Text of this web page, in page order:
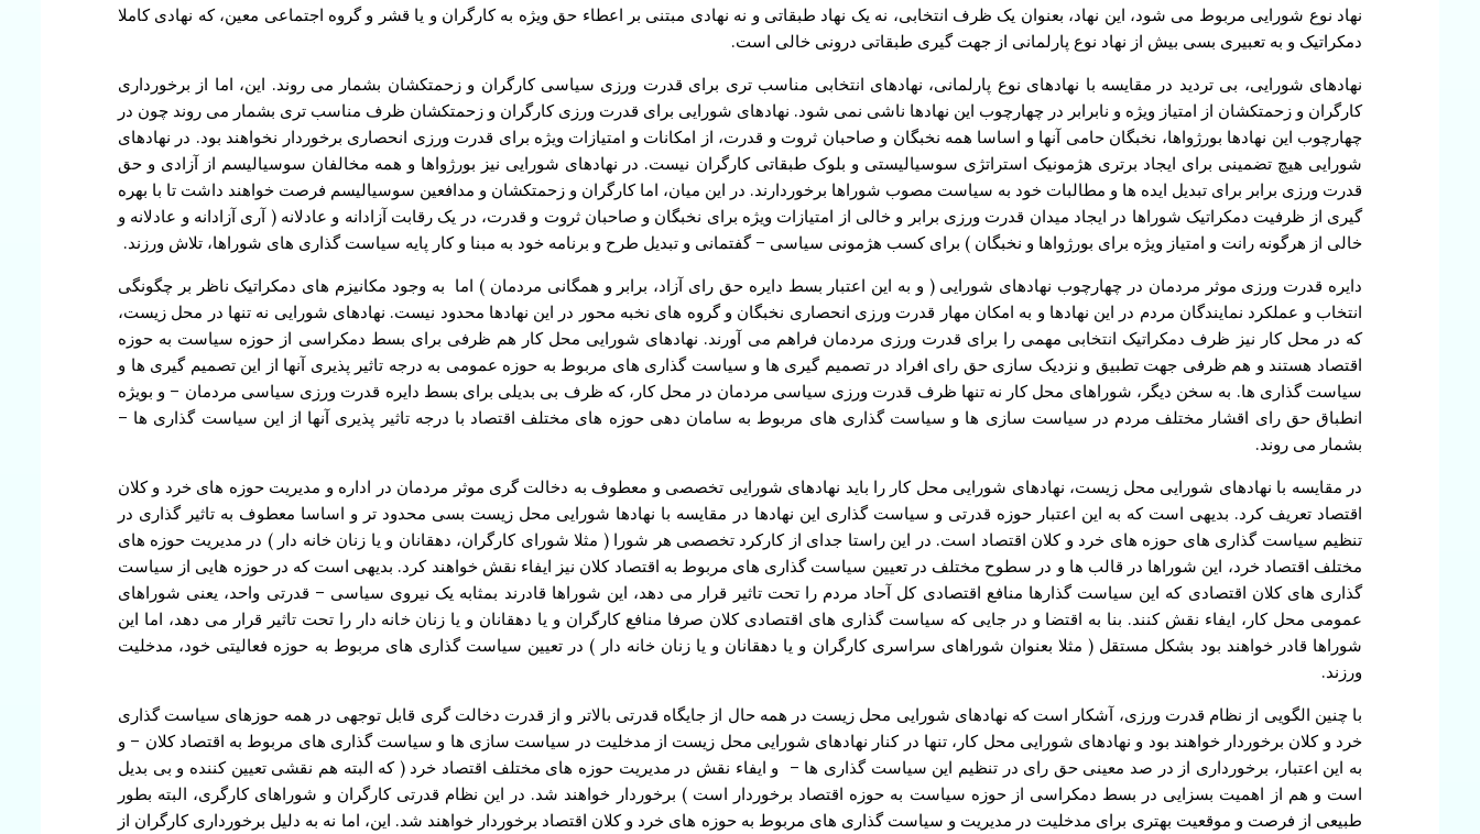
نهاد نوع شورایی مربوط می شود، این نهاد، بعنوان یک ظرف انتخابی، نه یک نهاد طبقاتی و نه نهادی مبتنی بر اعطاء حق ویژه به کارگران و یا قشر و گروه اجتماعی معین، که نهادی کاملا
دمکراتیک و به تعبیری بسی بیش از نهاد نوع پارلمانی از جهت گیری طبقاتی درونی خالی است.
نهادهای شورایی، بی تردید در مقایسه با نهادهای نوع پارلمانی، نهادهای انتخابی مناسب تری برای قدرت ورزی سیاسی کارگران و زحمتکشان بشمار می روند. این، اما از برخورداری
کارگران و زحمتکشان از امتیاز ویژه و نابرابر در چهارچوب این نهادها ناشی نمی شود. نهادهای شورایی برای قدرت ورزی کارگران و زحمتکشان ظرف مناسب تری بشمار می روند چون در
چهارچوب این نهادها بورژواها، نخبگان حامی آنها و اساسا همه نخبگان و صاحبان ثروت و قدرت، از امکانات و امتیازات ویژه برای قدرت ورزی انحصاری برخوردار نخواهند بود. در نهادهای
شورایی هیچ تضمینی برای ایجاد برتری هژمونیک استراتژی سوسیالیستی و بلوک طبقاتی کارگران نیست. در نهادهای شورایی نیز بورژواها و همه مخالفان سوسیالیسم از آزادی و حق
قدرت ورزی برابر برای تبدیل ایده ها و مطالبات خود به سیاست مصوب شوراها برخوردارند. در این میان، اما کارگران و زحمتکشان و مدافعین سوسیالیسم فرصت خواهند داشت تا با بهره
گیری از ظرفیت دمکراتیک شوراها در ایجاد میدان قدرت ورزی برابر و خالی از امتیازات ویژه برای نخبگان و صاحبان ثروت و قدرت، در یک رقابت آزادانه و عادلانه ( آری آزادانه و عادلانه و
خالی از هرگونه رانت و امتیاز ویژه برای بورژواها و نخبگان ) برای کسب هژمونی سیاسی – گفتمانی و تبدیل طرح و برنامه خود به مبنا و کار پایه سیاست گذاری های شوراها، تلاش ورزند.
دایره قدرت ورزی موثر مردمان در چهارچوب نهادهای شورایی ( و به این اعتبار بسط دایره حق رای آزاد، برابر و همگانی مردمان ) اما به وجود مکانیزم های دمکراتیک ناظر بر چگونگی
انتخاب و عملکرد نمایندگان مردم در این نهادها و به امکان مهار قدرت ورزی انحصاری نخبگان و گروه های نخبه محور در این نهادها محدود نیست. نهادهای شورایی نه تنها در محل زیست،
که در محل کار نیز ظرف دمکراتیک انتخابی مهمی را برای قدرت ورزی مردمان فراهم می آورند. نهادهای شورایی محل کار هم ظرفی برای بسط دمکراسی از حوزه سیاست به حوزه
اقتصاد هستند و هم ظرفی جهت تطبیق و نزدیک سازی حق رای افراد در تصمیم گیری ها و سیاست گذاری های مربوط به حوزه عمومی به درجه تاثیر پذیری آنها از این تصمیم گیری ها و
سیاست گذاری ها. به سخن دیگر، شوراهای محل کار نه تنها ظرف قدرت ورزی سیاسی مردمان در محل کار، که ظرف بی بدیلی برای بسط دایره قدرت ورزی سیاسی مردمان – و بویژه
انطباق حق رای اقشار مختلف مردم در سیاست سازی ها و سیاست گذاری های مربوط به سامان دهی حوزه های مختلف اقتصاد با درجه تاثیر پذیری آنها از این سیاست گذاری ها –
بشمار می روند.
در مقایسه با نهادهای شورایی محل زیست، نهادهای شورایی محل کار را باید نهادهای شورایی تخصصی و معطوف به دخالت گری موثر مردمان در اداره و مدیریت حوزه های خرد و کلان
اقتصاد تعریف کرد. بدیهی است که به این اعتبار حوزه قدرتی و سیاست گذاری این نهادها در مقایسه با نهادها شورایی محل زیست بسی محدود تر و اساسا معطوف به تاثیر گذاری در
تنظیم سیاست گذاری های حوزه های خرد و کلان اقتصاد است. در این راستا جدای از کارکرد تخصصی هر شورا ( مثلا شورای کارگران، دهقانان و یا زنان خانه دار ) در مدیریت حوزه های
مختلف اقتصاد خرد، این شوراها در قالب ها و در سطوح مختلف در تعیین سیاست گذاری های مربوط به اقتصاد کلان نیز ایفاء نقش خواهند کرد. بدیهی است که در حوزه هایی از سیاست
گذاری های کلان اقتصادی که این سیاست گذارها منافع اقتصادی کل آحاد مردم را تحت تاثیر قرار می دهد، این شوراها قادرند بمثابه یک نیروی سیاسی – قدرتی واحد، یعنی شوراهای
عمومی محل کار، ایفاء نقش کنند. بنا به اقتضا و در جایی که سیاست گذاری های اقتصادی کلان صرفا منافع کارگران و یا دهقانان و یا زنان خانه دار را تحت تاثیر قرار می دهد، اما این
شوراها قادر خواهند بود بشکل مستقل ( مثلا بعنوان شوراهای سراسری کارگران و یا دهقانان و یا زنان خانه دار ) در تعیین سیاست گذاری های مربوط به حوزه فعالیتی خود، مدخلیت
ورزند.
با چنین الگویی از نظام قدرت ورزی، آشکار است که نهادهای شورایی محل زیست در همه حال از جایگاه قدرتی بالاتر و از قدرت دخالت گری قابل توجهی در همه حوزهای سیاست گذاری
خرد و کلان برخوردار خواهند بود و نهادهای شورایی محل کار، تنها در کنار نهادهای شورایی محل زیست از مدخلیت در سیاست سازی ها و سیاست گذاری های مربوط به اقتصاد کلان – و
به این اعتبار، برخورداری از در صد معینی حق رای در تنظیم این سیاست گذاری ها – و ایفاء نقش در مدیریت حوزه های مختلف اقتصاد خرد ( که البته هم نقشی تعیین کننده و بی بدیل
است و هم از اهمیت بسزایی در بسط دمکراسی از حوزه سیاست به حوزه اقتصاد برخوردار است ) برخوردار خواهند شد. در این نظام قدرتی کارگران و شوراهای کارگری، البته بطور
طبیعی از فرصت و موقعیت بهتری برای مدخلیت در مدیریت و سیاست گذاری های مربوط به حوزه های خرد و کلان اقتصاد برخوردار خواهند شد. این، اما نه به دلیل برخورداری کارگران از